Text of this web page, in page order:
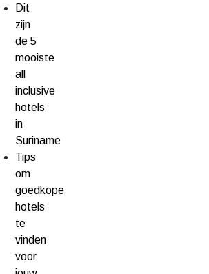
Dit
zijn
de 5
mooiste
all
inclusive
hotels
in
Suriname
Tips
om
goedkope
hotels
te
vinden
voor